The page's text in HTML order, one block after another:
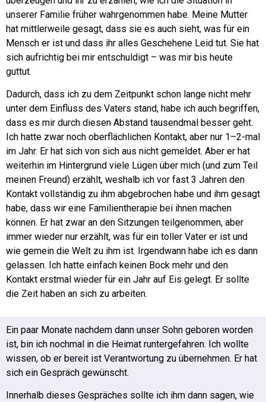
unserer Familie früher wahrgenommen habe. Meine Mutter
hat mittlerweile gesagt, dass sie es auch sieht, was für ein
Mensch er ist und dass ihr alles Geschehene Leid tut. Sie hat
sich aufrichtig bei mir entschuldigt – was mir bis heute
guttut.
Dadurch, dass ich zu dem Zeitpunkt schon lange nicht mehr
unter dem Einfluss des Vaters stand, habe ich auch begriffen,
dass es mir durch diesen Abstand tausendmal besser geht.
Ich hatte zwar noch oberflächlichen Kontakt, aber nur 1–2-mal
im Jahr. Er hat sich von sich aus nicht gemeldet. Aber er hat
weiterhin im Hintergrund viele Lügen über mich (und zum Teil
meinen Freund) erzählt, weshalb ich vor fast 3 Jahren den
Kontakt vollständig zu ihm abgebrochen habe und ihm gesagt
habe, dass wir eine Familientherapie bei ihnen machen
können. Er hat zwar an den Sitzungen teilgenommen, aber
immer wieder nur erzählt, was für ein toller Vater er ist und
wie gemein die Welt zu ihm ist. Irgendwann habe ich es dann
gelassen. Ich hatte einfach keinen Bock mehr und den
Kontakt erstmal wieder für ein Jahr auf Eis gelegt. Er sollte
die Zeit haben an sich zu arbeiten.
Ein paar Monate nachdem dann unser Sohn geboren worden
ist, bin ich nochmal in die Heimat runtergefahren. Ich wollte
wissen, ob er bereit ist Verantwortung zu übernehmen. Er hat
sich ein Gespräch gewünscht.
Innerhalb dieses Gespräches sollte ich ihm dann sagen, wie